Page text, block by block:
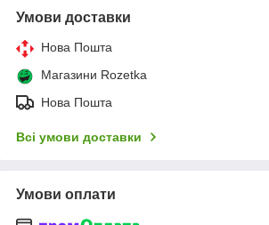
Умови доставки
Нова Пошта
Магазини Rozetka
Нова Пошта
Всі умови доставки
Умови оплати